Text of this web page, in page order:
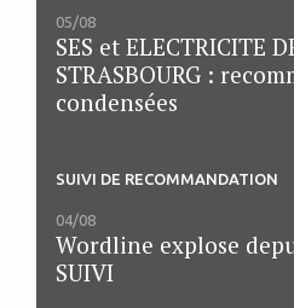
05/08
SES et ELECTRICITE
STRASBOURG :
condensées
SUIVI DE RECOMMANDATION
04/08
Wordline explose
SUIVI